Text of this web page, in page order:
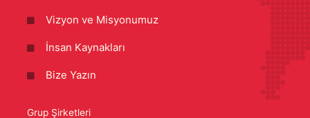
Vizyon ve Misyonumuz
İnsan Kaynakları
Bize Yazın
Grup Şirketleri